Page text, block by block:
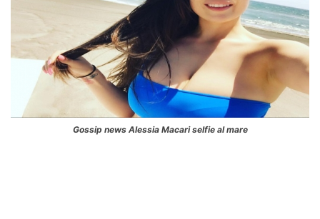
Gossip news Alessia Macari selfie al mare